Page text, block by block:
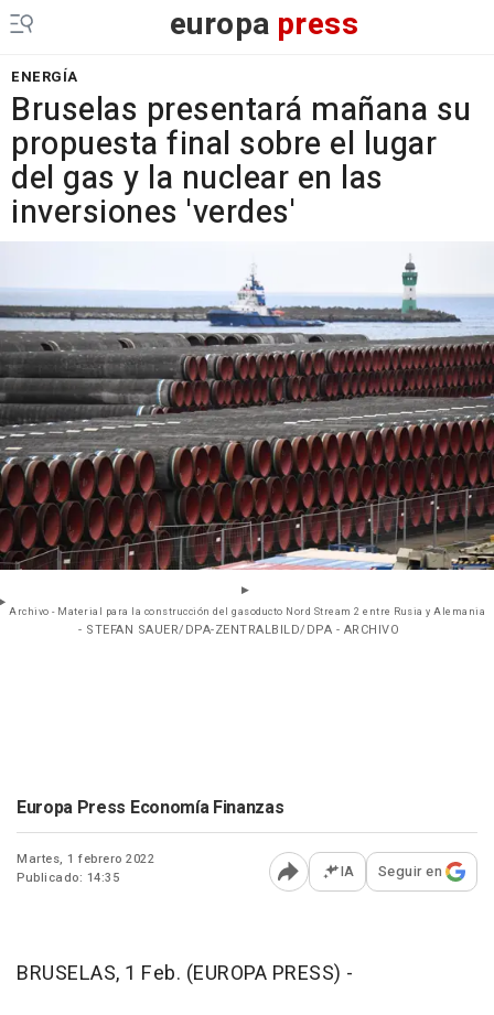
europa press
ENERGÍA
Bruselas presentará mañana su
propuesta final sobre el lugar
del gas y la nuclear en las
inversiones 'verdes'
Archivo - Material para la construcción del gasoducto Nord Stream 2 entre Rusia y Alemania
- STEFAN SAUER/DPA-ZENTRALBILD/DPA - ARCHIVO
Europa Press Economía Finanzas
Martes, 1 febrero 2022
Publicado: 14:35
Abrir opciones para
IA Seguir en
BRUSELAS, 1 Feb. (EUROPA PRESS) -